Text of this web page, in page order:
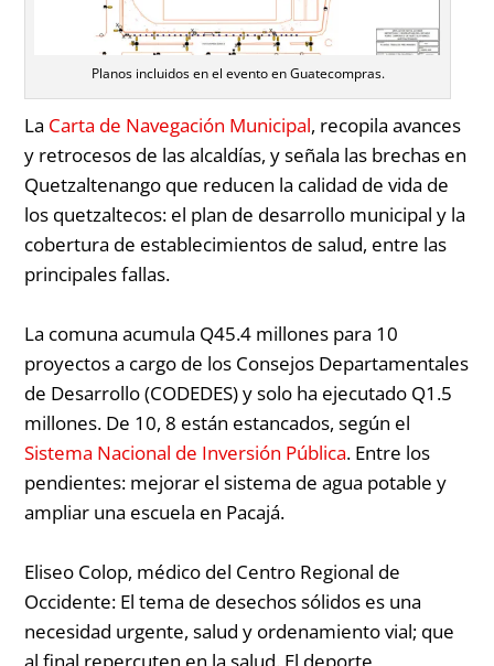
Planos incluidos en el evento en Guatecompras.
La Carta de Navegación Municipal, recopila avances
y retrocesos de las alcaldías, y señala las brechas en
Quetzaltenango que reducen la calidad de vida de
los quetzaltecos: el plan de desarrollo municipal y la
cobertura de establecimientos de salud, entre las
principales fallas.
La comuna acumula Q45.4 millones para 10
proyectos a cargo de los Consejos Departamentales
de Desarrollo (CODEDES) y solo ha ejecutado Q1.5
millones. De 10, 8 están estancados, según el
Sistema Nacional de Inversión Pública. Entre los
pendientes: mejorar el sistema de agua potable y
ampliar una escuela en Pacajá.
Eliseo Colop, médico del Centro Regional de
Occidente: El tema de desechos sólidos es una
necesidad urgente, salud y ordenamiento vial; que